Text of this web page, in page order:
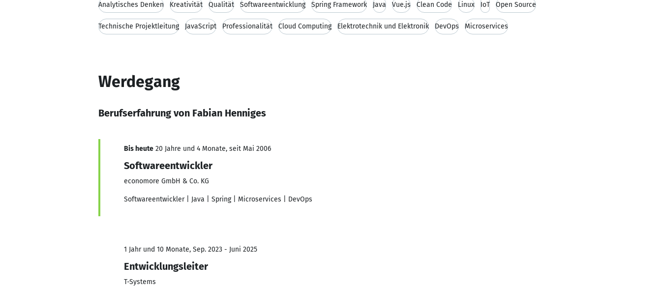
Analytisches Denken Kreativität Qualität Softwareentwicklung Spring Framework Java Vue.js Clean Code Linux IoT Open Source
Technische Projektleitung JavaScript Professionalität Cloud Computing Elektrotechnik und Elektronik DevOps Microservices
Werdegang
Berufserfahrung von Fabian Henniges
Bis heute 20 Jahre und 4 Monate, seit Mai 2006
Softwareentwickler
economore GmbH & Co. KG
Softwareentwickler | Java | Spring | Microservices | DevOps
1 Jahr und 10 Monate, Sep. 2023 - Juni 2025
Entwicklungsleiter
T-Systems